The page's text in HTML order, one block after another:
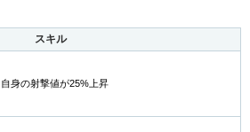
スキル
自身の射撃値が25%上昇